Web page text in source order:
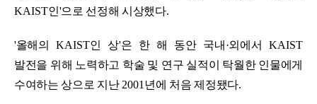
KAIST인'으로 선정해 시상했다.
'올해의KAIST인 상'은 한 해 동안 국내·외에서 KAIST
발전을 위해 노력하고 학술 및 연구 실적이 탁월한 인물에게
수여하는 상으로 지난 2001 년에 처음 제정됐다.